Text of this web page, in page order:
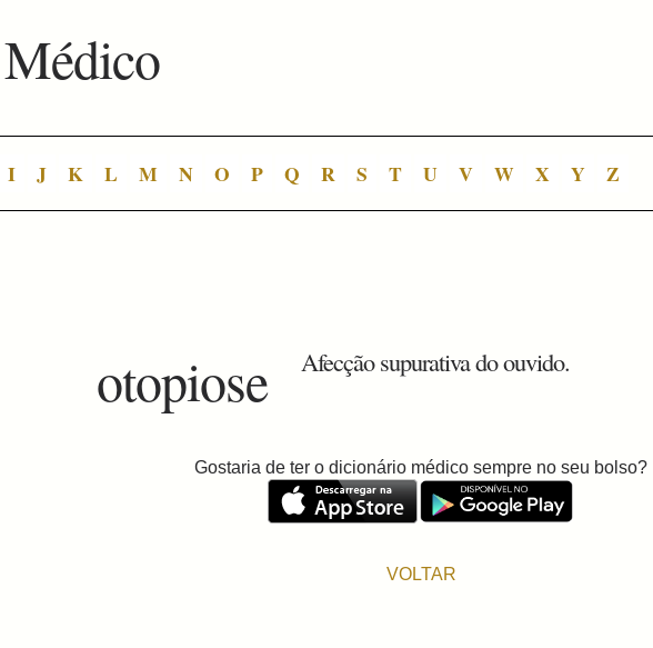
I J K L M N O P Q R S T U V W X Y Z
otopiose Afecção supurativa do ouvido.
Gostaria de ter o dicionário médico sempre no seu bolso?
VOLTAR